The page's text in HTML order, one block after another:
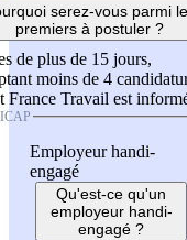
serez-vous parmi
premiers à postuler ?
de plus de 15 jours,
moins de 4
France Travail est
Employeur handi-
engagé
Qu'est-ce qu'un
employeur handi-
engagé ?